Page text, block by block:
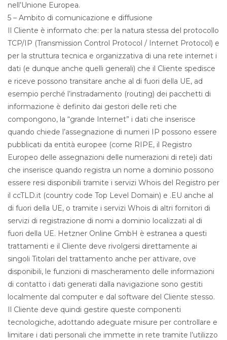
nell’Unione Europea.
5 – Ambito di comunicazione e diffusione
Il Cliente è informato che: per la natura stessa del protocollo
TCP/IP (Transmission Control Protocol / Internet Protocol) e
per la struttura tecnica e organizzativa di una rete internet i
dati (e dunque anche quelli generali) che il Cliente spedisce
e riceve possono transitare anche al di fuori della UE, ad
esempio perché l’instradamento (routing) dei pacchetti di
informazione è definito dai gestori delle reti che
compongono, la “grande Internet” i dati che inserisce
quando chiede l’assegnazione di numeri IP possono essere
pubblicati da entità europee (come RIPE, il Registro
Europeo delle assegnazioni delle numerazioni di rete)i dati
che inserisce quando registra un nome a dominio possono
essere resi disponibili tramite i servizi Whois del Registro per
il ccTLD.it (country code Top Level Domain) e .EU anche al
di fuori della UE, o tramite i servizi Whois di altri fornitori di
servizi di registrazione di nomi a dominio localizzati al di
fuori della UE. Hetzner Online GmbH è estranea a questi
trattamenti e il Cliente deve rivolgersi direttamente ai
singoli Titolari del trattamento anche per attivare, ove
disponibili, le funzioni di mascheramento delle informazioni
di contatto i dati generati dalla navigazione sono gestiti
localmente dal computer e dal software del Cliente stesso.
Il Cliente deve quindi gestire queste componenti
tecnologiche, adottando adeguate misure per controllare e
limitare i dati personali che immette in rete tramite l’utilizzo